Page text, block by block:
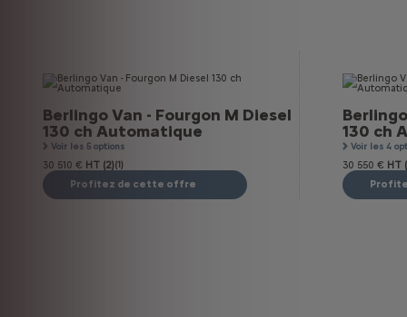
Berlingo Van - Fourgon M Diesel
130 ch Automatique
Voir les 5 options
30 510 € HT (2)(1)
Profitez de cette offre
130 ch
Voir les 4
30 550 € HT